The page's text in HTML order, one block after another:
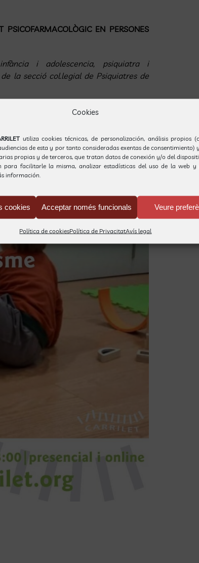
Cookies
utiliza cookies técnicas, de personalización, análisis propios
de esta y por tanto consideradas exentas de consentimiento)
propias y de terceros, que tratan datos de conexión y/o del
para facilitarle la misma, analizar estadísticas del uso de la web y
información.
cookies Acceptar només funcionals Veure
Política de cookiesPolítica de PrivacitatAvís legal
PSICOFARMACOLÒGIC EN PERSONES
i adolescencia, psiquiatra i
la secció col.legial de Psiquiatres de
EN EL TREBALL PARES-NENS
del CDIAP Equip40. Docent i
Supervisora.